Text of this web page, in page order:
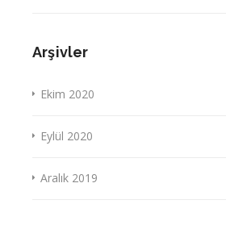
Arşivler
Ekim 2020
Eylül 2020
Aralık 2019